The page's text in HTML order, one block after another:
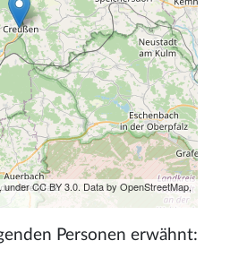
CC BY 3.0. Data by OpenStreetMap,
Personen erwähnt: